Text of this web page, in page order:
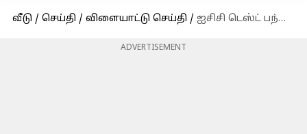
வீடு / செய்தி / விளையாட்டு செய்தி / ஐசிசி டெஸ்ட் பந்துவீச்சு தரவரிசையில் அஸ்வின் இரண்டாம் இடத்திற்கு முன்னேற்றம்!!
ADVERTISEMENT